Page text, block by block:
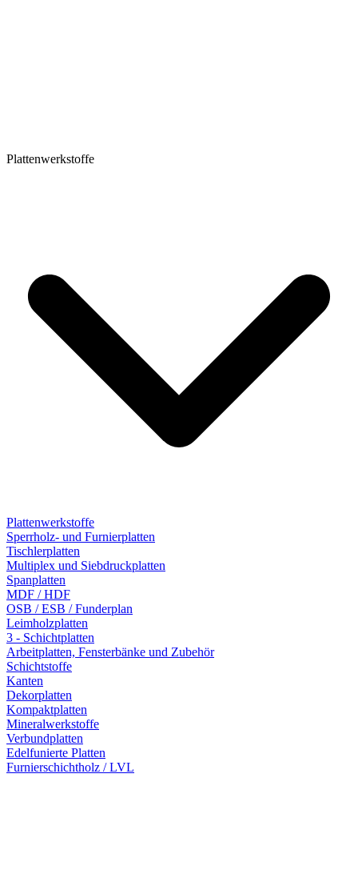
Plattenwerkstoffe
Plattenwerkstoffe
Sperrholz- und Furnierplatten
Tischlerplatten
Multiplex und Siebdruckplatten
Spanplatten
MDF / HDF
OSB / ESB / Funderplan
Leimholzplatten
3 - Schichtplatten
Arbeitplatten, Fensterbänke und Zubehör
Schichtstoffe
Kanten
Dekorplatten
Kompaktplatten
Mineralwerkstoffe
Verbundplatten
Edelfunierte Platten
Furnierschichtholz / LVL